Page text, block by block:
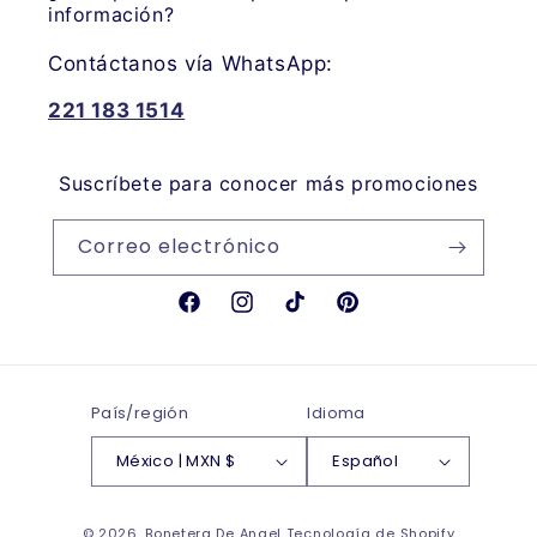
información?
Contáctanos vía WhatsApp:
221 183 1514
Suscríbete para conocer más promociones
Correo electrónico
FacebookInstagramTikTokPinterest
País/región
México | MXN $
Idioma
Español
© 2026, Bonetera De Angel Tecnología de Shopify